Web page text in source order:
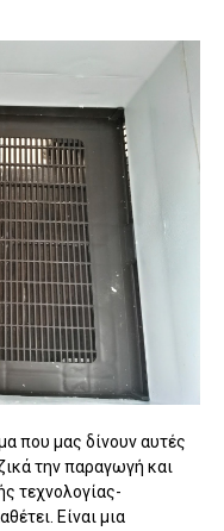
που μας δίνουν αυτές
την παραγωγή και
τεχνολογίας-
Είναι μια